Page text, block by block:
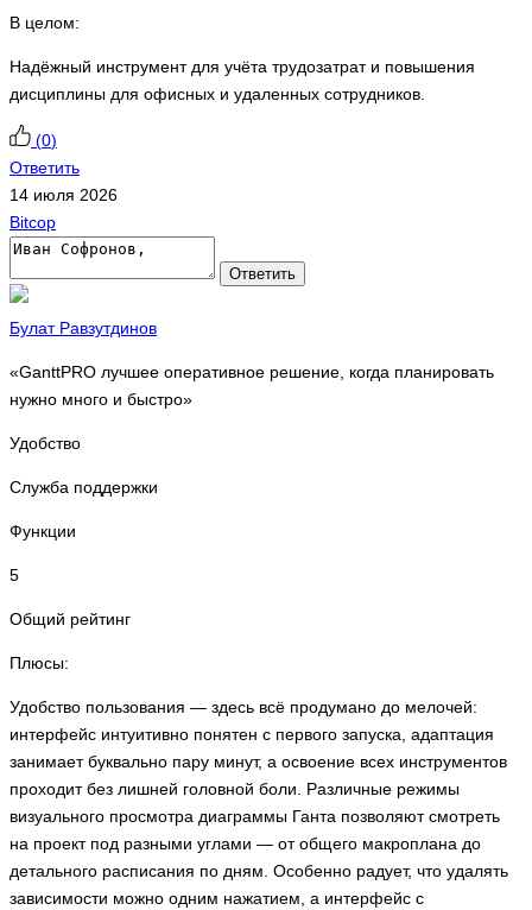
В целом:
Надёжный инструмент для учёта трудозатрат и повышения
дисциплины для офисных и удаленных сотрудников.
(0)
Ответить
14 июля 2026
Bitcop
Ответить
Булат Равзутдинов
«GanttPRO лучшее оперативное решение, когда планировать
нужно много и быстро»
Удобство
Служба поддержки
Функции
5
Общий рейтинг
Плюсы:
Удобство пользования — здесь всё продумано до мелочей:
интерфейс интуитивно понятен с первого запуска, адаптация
занимает буквально пару минут, а освоение всех инструментов
проходит без лишней головной боли. Различные режимы
визуального просмотра диаграммы Ганта позволяют смотреть
на проект под разными углами — от общего макроплана до
детального расписания по дням. Особенно радует, что удалять
зависимости можно одним нажатием, а интерфейс с